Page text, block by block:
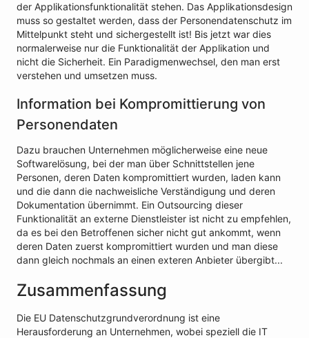
der Applikationsfunktionalität stehen. Das Applikationsdesign
muss so gestaltet werden, dass der Personendatenschutz im
Mittelpunkt steht und sichergestellt ist! Bis jetzt war dies
normalerweise nur die Funktionalität der Applikation und
nicht die Sicherheit. Ein Paradigmenwechsel, den man erst
verstehen und umsetzen muss.
Information bei Kompromittierung von
Personendaten
Dazu brauchen Unternehmen möglicherweise eine neue
Softwarelösung, bei der man über Schnittstellen jene
Personen, deren Daten kompromittiert wurden, laden kann
und die dann die nachweisliche Verständigung und deren
Dokumentation übernimmt. Ein Outsourcing dieser
Funktionalität an externe Dienstleister ist nicht zu empfehlen,
da es bei den Betroffenen sicher nicht gut ankommt, wenn
deren Daten zuerst kompromittiert wurden und man diese
dann gleich nochmals an einen exteren Anbieter übergibt...
Zusammenfassung
Die EU Datenschutzgrundverordnung ist eine
Herausforderung an Unternehmen, wobei speziell die IT